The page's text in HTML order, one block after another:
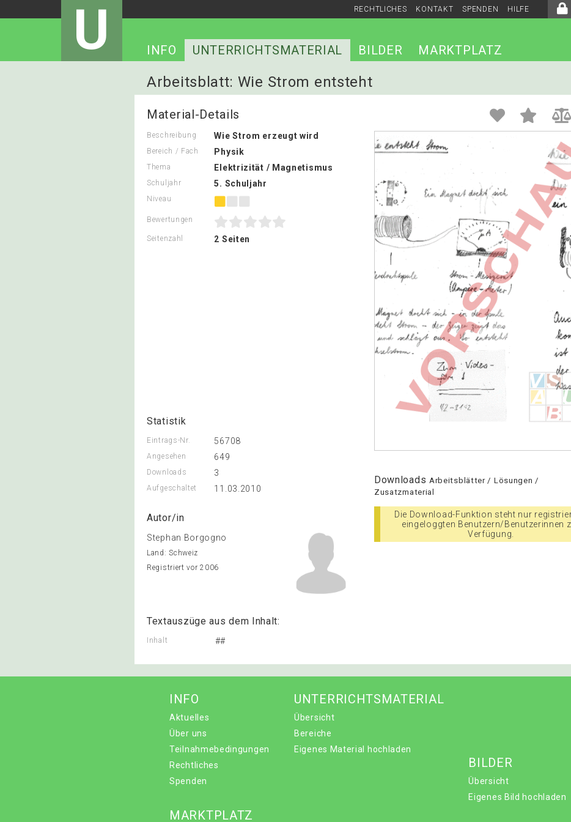
RECHTLICHES KONTAKT SPENDEN HILFE
U INFO UNTERRICHTSMATERIAL BILDER MARKTPLATZ
Arbeitsblatt: Wie Strom entsteht
Material-Details
Beschreibung Wie Strom erzeugt wird
Bereich / Fach Physik
Thema Elektrizität / Magnetismus
Schuljahr 5. Schuljahr
Niveau
Bewertungen
Seitenzahl 2 Seiten
Statistik
Eintrags-Nr. 56708
Angesehen 649
Downloads 3
Aufgeschaltet 11.03.2010
Autor/in
Stephan Borgogno
Land: Schweiz
Registriert vor 2006
Downloads Arbeitsblätter / Lösungen /
Zusatzmaterial
Die Download-Funktion steht nur
eingeloggten Benutzern/Benutzerinnen
Verfügung.
Textauszüge aus dem Inhalt:
Inhalt ##
INFO
Aktuelles
Über uns
Teilnahmebedingungen
Rechtliches
Spenden
UNTERRICHTSMATERIAL
Übersicht
Bereiche
Eigenes Material hochladen
BILDER
Übersicht
Eigenes Bild hochladen
MARKTPLATZ